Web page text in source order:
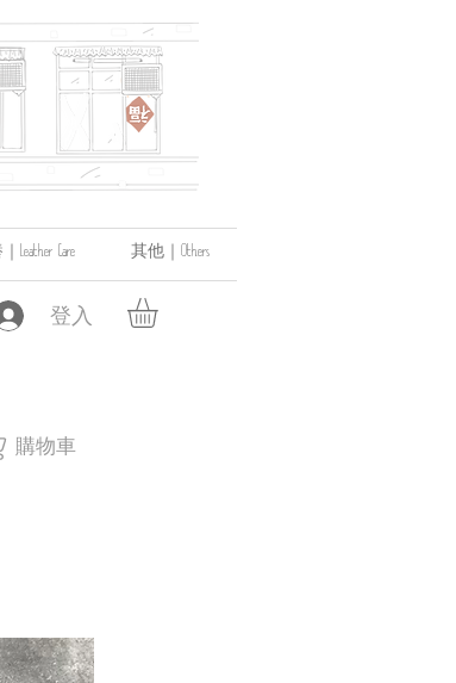
Care 其他｜Others
登入
購物車